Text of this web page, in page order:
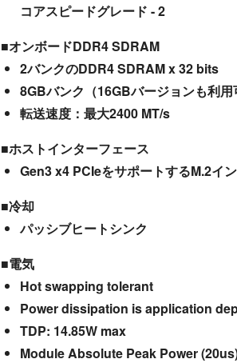
コアスピードグレード - 2
■オンボードDDR4 SDRAM
2バンクの​​DDR4 SDRAM x 32 bits
8GBバンク（16GBバージョンも利用
転送速度：最大2400 MT/s
■ホストインターフェース
Gen3 x4 PCIeをサポートするM.2イ
■冷却
パッシブヒートシンク
■電気
Hot swapping tolerant
Power dissipation is application
TDP: 14.85W max
Module Absolute Peak Power